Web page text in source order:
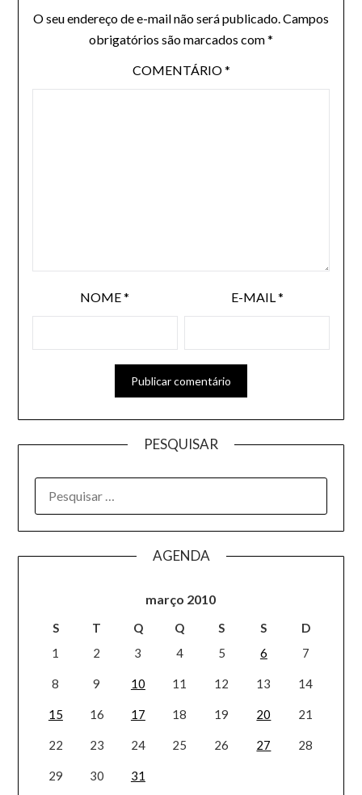
O seu endereço de e-mail não será publicado.Campos
obrigatórios são marcados com*
COMENTÁRIO*
NOME* E-MAIL*
PESQUISAR
AGENDA
março 2010
S T Q Q S S
D
1
2 3 4 5 6 7
8 9 10 11 12 13 14
15 16 17 18 19 20 21
22 23 24 25 26 27 28
29 30
31